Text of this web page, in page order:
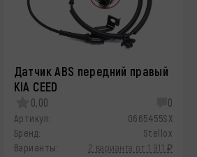
Датчик ABS передний правый
KIA CEED
0,00 0
Артикул:
0665455SX
Бренд:
Stellox
Варианты:
2 варианта от 1 911 ₽